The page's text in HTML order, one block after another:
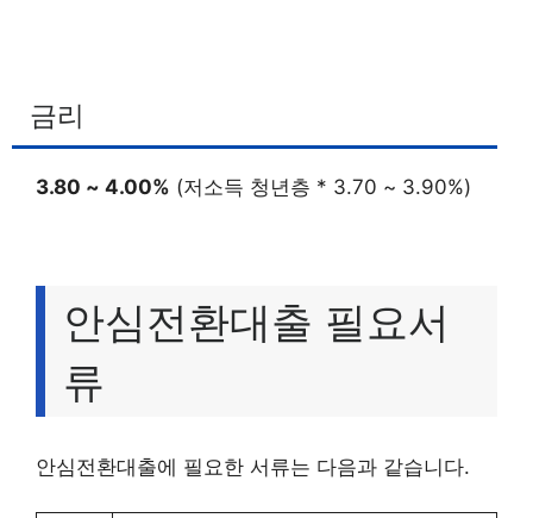
금리
3.80 ~ 4.00% (저소득 청년층 * 3.70 ~ 3.90%)
안심전환대출 필요서
류
안심전환대출에 필요한 서류는 다음과 같습니다.